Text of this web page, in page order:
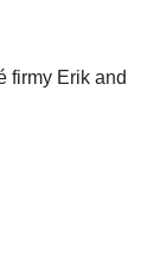
firmy Erik and